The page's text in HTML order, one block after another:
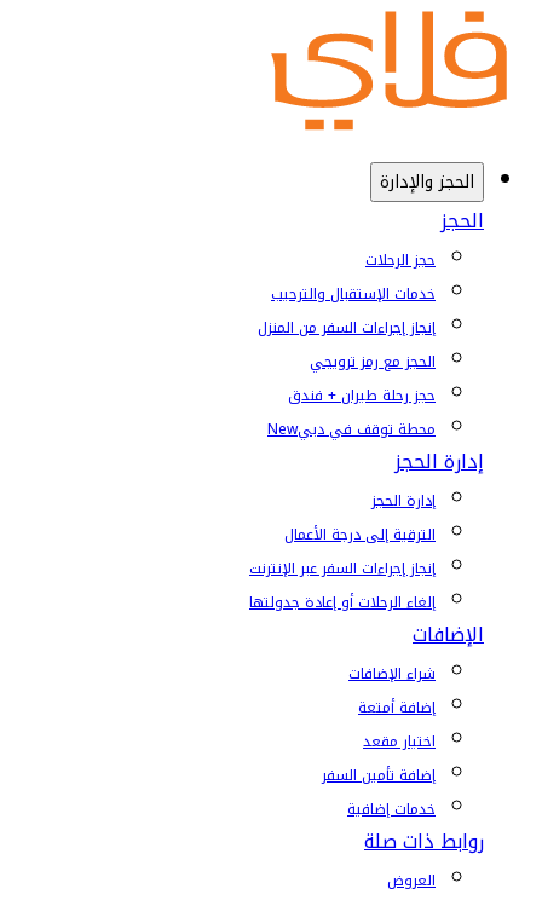
الحجز والإدارة
الحجز
حجز الرحلات
خدمات الإستقبال والترحيب
إنجاز إجراءات السفر من المنزل
الحجز مع رمز ترويجي
حجز رحلة طيران + فندق
محطة توقف في دبيNew
إدارة الحجز
إدارة الحجز
الترقية إلى درجة الأعمال
إنجاز إجراءات السفر عبر الإنترنت
إلغاء الرحلات أو إعادة جدولتها
الإضافات
شراء الإضافات
إضافة أمتعة
اختيار مقعد
إضافة تأمين السفر
خدمات إضافية
روابط ذات صلة
العروض